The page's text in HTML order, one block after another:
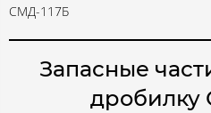
СМД-117Б
Запасные
дробилку